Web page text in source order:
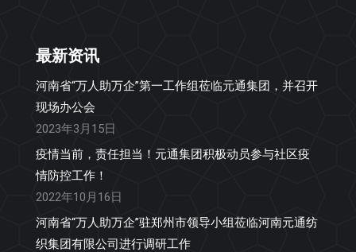
最新资讯
河南省“万人助万企”第一工作组莅临元通集团，并召开
现场办公会
2023年3月15日
疫情当前，责任担当！元通集团积极动员参与社区疫
情防控工作！
2022年10月16日
河南省“万人助万企”驻郑州市领导小组莅临河南元通纺
织集团有限公司进行调研工作